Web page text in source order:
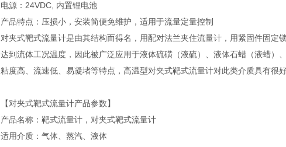
电源：24VDC, 内置锂电池
产品特点：压损小，安装简便免维护，适用于流量定量控制
对夹式靶式流量计是由其结构而得名，用配对法兰夹住流量计，用紧固件固
达到流体工况温度，因此被广泛应用于液体硫磺（液硫）、液体石蜡（液蜡）
粘度高、流速低、易凝堵等特点，高温型对夹式靶式流量计对此类介质具有很
【对夹式靶式流量计产品参数】
产品名称：靶式流量计，对夹式靶式流量计
适用介质：气体、蒸汽、液体